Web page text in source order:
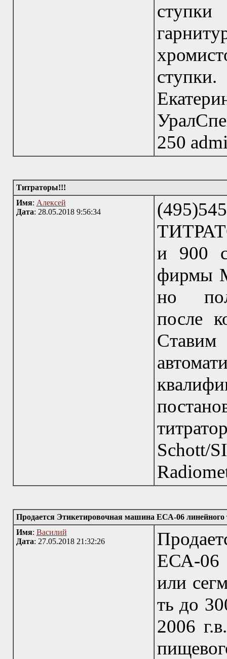
250
Титраторы!!!
Имя: Алексей
Дата: 28.05.2018 9:56:34
и 900
фирмы
но
после
Schott/
Продается Этикетировочная машина ЕСА-06 линейного
Имя: Василий
Дата: 27.05.2018 21:32:26
ЕСА-06
или
ть до
2006